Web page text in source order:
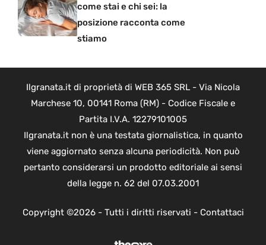
come stai e chi sei: la
posizione racconta come
stiamo
Ilgranata.it di proprietà di WEB 365 SRL - Via Nicola
Marchese 10, 00141 Roma (RM) - Codice Fiscale e
Partita I.V.A. 12279101005
Ilgranata.it non è una testata giornalistica, in quanto
viene aggiornato senza alcuna periodicità. Non può
pertanto considerarsi un prodotto editoriale ai sensi
della legge n. 62 del 07.03.2001
Copyright ©2026 - Tutti i diritti riservati - Contattaci